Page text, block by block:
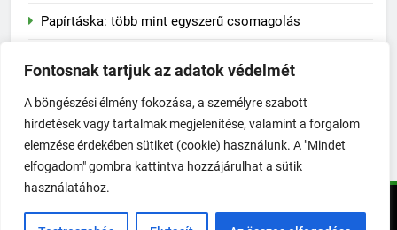
Fontosnak tartjuk az adatok védelmét
A böngészési élmény fokozása, a személyre szabott
hirdetések vagy tartalmak megjelenítése, valamint a forgalom
elemzése érdekében sütiket (cookie) használunk. A "Mindet
elfogadom" gombra kattintva hozzájárulhat a sütik
használatához.
Papírtáska: több mint egyszerű csomagolás
falon
A szalvéta fontossága a mindennapi életben
Hogyan előzd meg a jojó-effektust fogyás után?
KertExpo - Minen jog fenntartva! 2026. Powered By